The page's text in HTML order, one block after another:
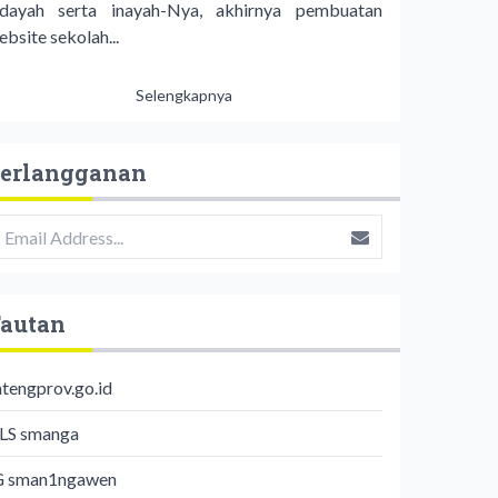
serta inayah-Nya, akhirnya pembuatan
sekolah...
Selengkapnya
smanga
sman1ngawen